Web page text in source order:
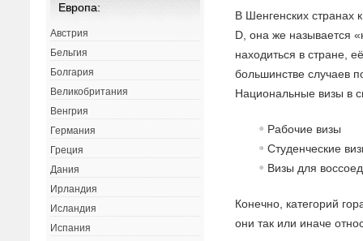
В Шенгенских странах
D, она же называется
находиться в стране,
большинстве случаев
Национальные визы в
Рабочие визы
Студенческие
Визы для
Конечно, категорий
они так или иначе
Европа:
Австрия
Бельгия
Болгария
Великобритания
Венгрия
Германия
Греция
Дания
Ирландия
Исландия
Испания